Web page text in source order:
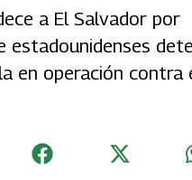
a El Salvador por
estadounidenses
en operación contra